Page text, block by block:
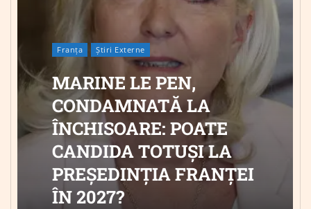
Franța Știri Externe
MARINE LE PEN,
CONDAMNATĂ LA
ÎNCHISOARE: POATE
CANDIDA TOTUȘI LA
PREȘEDINȚIA FRANȚEI
ÎN 2027?